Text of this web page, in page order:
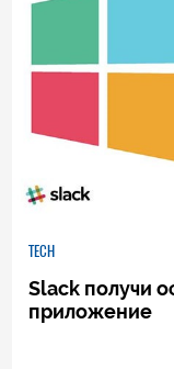
TECH
Slack получи
приложение